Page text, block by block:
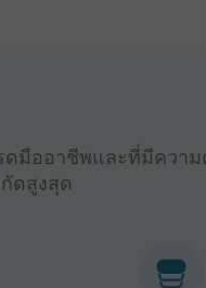
ดมืออาชีพและที่มีควา
ดสูงสุด